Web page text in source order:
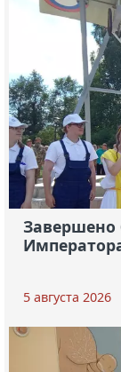
Завершено
5 августа 2026